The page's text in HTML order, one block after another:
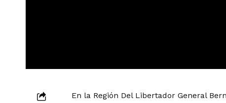
En la Región Del Libertador General